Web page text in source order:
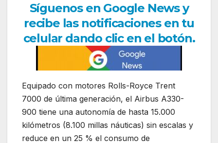
Síguenos en Google News y
recibe las notificaciones en tu
celular dando clic en el botón.
Equipado con motores Rolls-Royce Trent
7000 de última generación, el Airbus A330-
900 tiene una autonomía de hasta 15.000
kilómetros (8.100 millas náuticas) sin escalas y
reduce en un 25 % el consumo de